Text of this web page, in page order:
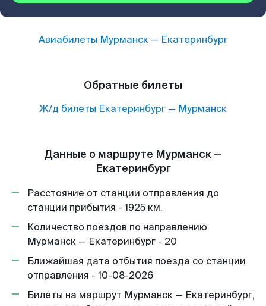
Авиабилеты Мурманск— Екатеринбург
Обратные билеты
Ж/д билеты Екатеринбург — Мурманск
Данные о маршруте Мурманск —
Екатеринбург
Расстояние от станции отправления до
станции прибытия - 1925 км.
Количество поездов по направлению
Мурманск — Екатеринбург - 20
Ближайшая дата отбытия поезда со станции
отправления - 10-08-2026
Билеты на маршрут Мурманск — Екатеринбург,